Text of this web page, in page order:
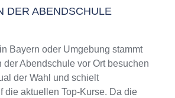
DER ABENDSCHULE
Bayern oder Umgebung stammt
der Abendschule vor Ort besuchen
der Wahl und schielt
die aktuellen Top-Kurse. Da die